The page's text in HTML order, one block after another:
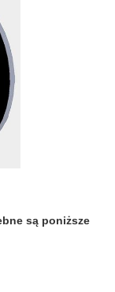
są poniższe